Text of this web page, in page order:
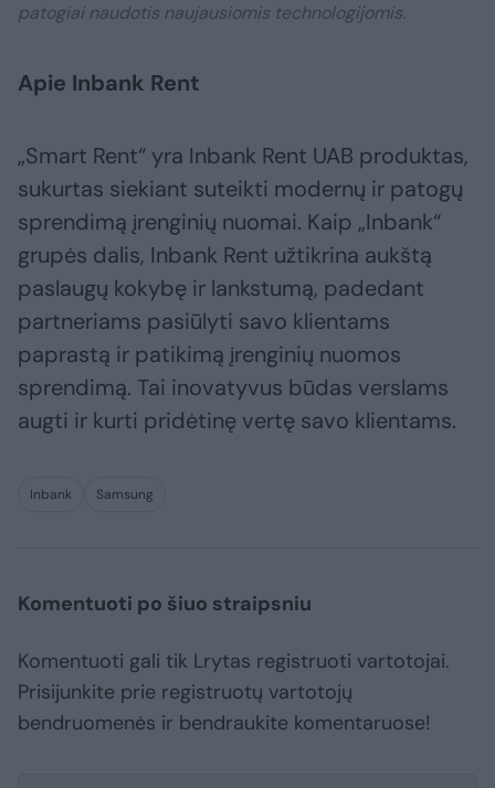
patogiai naudotis naujausiomis technologijomis.
Apie Inbank Rent
„Smart Rent“ yra Inbank Rent UAB produktas,
sukurtas siekiant suteikti modernų ir patogų
sprendimą įrenginių nuomai. Kaip „Inbank“
grupės dalis, Inbank Rent užtikrina aukštą
paslaugų kokybę ir lankstumą, padedant
partneriams pasiūlyti savo klientams
paprastą ir patikimą įrenginių nuomos
sprendimą. Tai inovatyvus būdas verslams
augti ir kurti pridėtinę vertę savo klientams.
Inbank Samsung
Komentuoti po šiuo straipsniu
Komentuoti gali tik Lrytas registruoti vartotojai.
Prisijunkite prie registruotų vartotojų
bendruomenės ir bendraukite komentaruose!